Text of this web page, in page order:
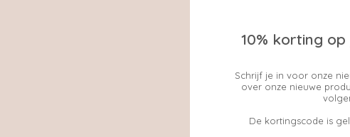
10% korting
Schrijf je in voor onze
over onze nieuwe
De kortingscode is